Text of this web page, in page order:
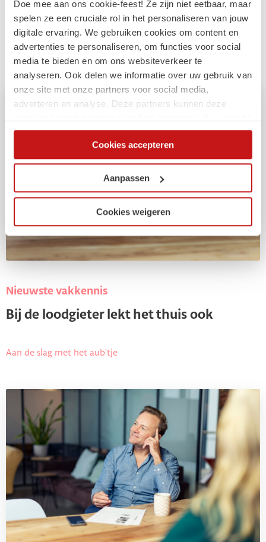
Doe mee aan ons cookie-feest! Ze zijn niet eetbaar, maar
spelen ze een cruciale rol in het personaliseren van jouw
digitale ervaring. We gebruiken cookies om content en
advertenties te personaliseren, om functies voor social
media te bieden en om ons websiteverkeer te
analyseren. Ook delen we informatie over uw gebruik van
onze site met onze partners voor social media,
adverteren en analyse. Deze partners kunnen deze
heeft verstrekt of die ze hebben verzameld op basis van
uw gebruik van hun services. Via de cookieverklaring op
onze website kunt u uw toestemming op elk moment
Cookies accepteren
Aanpassen
Cookies weigeren
Compliance externe inhuur:
Gelijkwaardig belonen
Update 2 - Gelijkwaardig belonen
Nieuwste vakkennis
Bij de loodgieter lekt het thuis ook
Aan de slag met het aub'tje